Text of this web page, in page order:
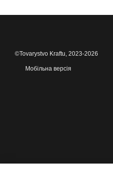
©Tovarystvo Kraftu, 2023-2026
Мобільна версія